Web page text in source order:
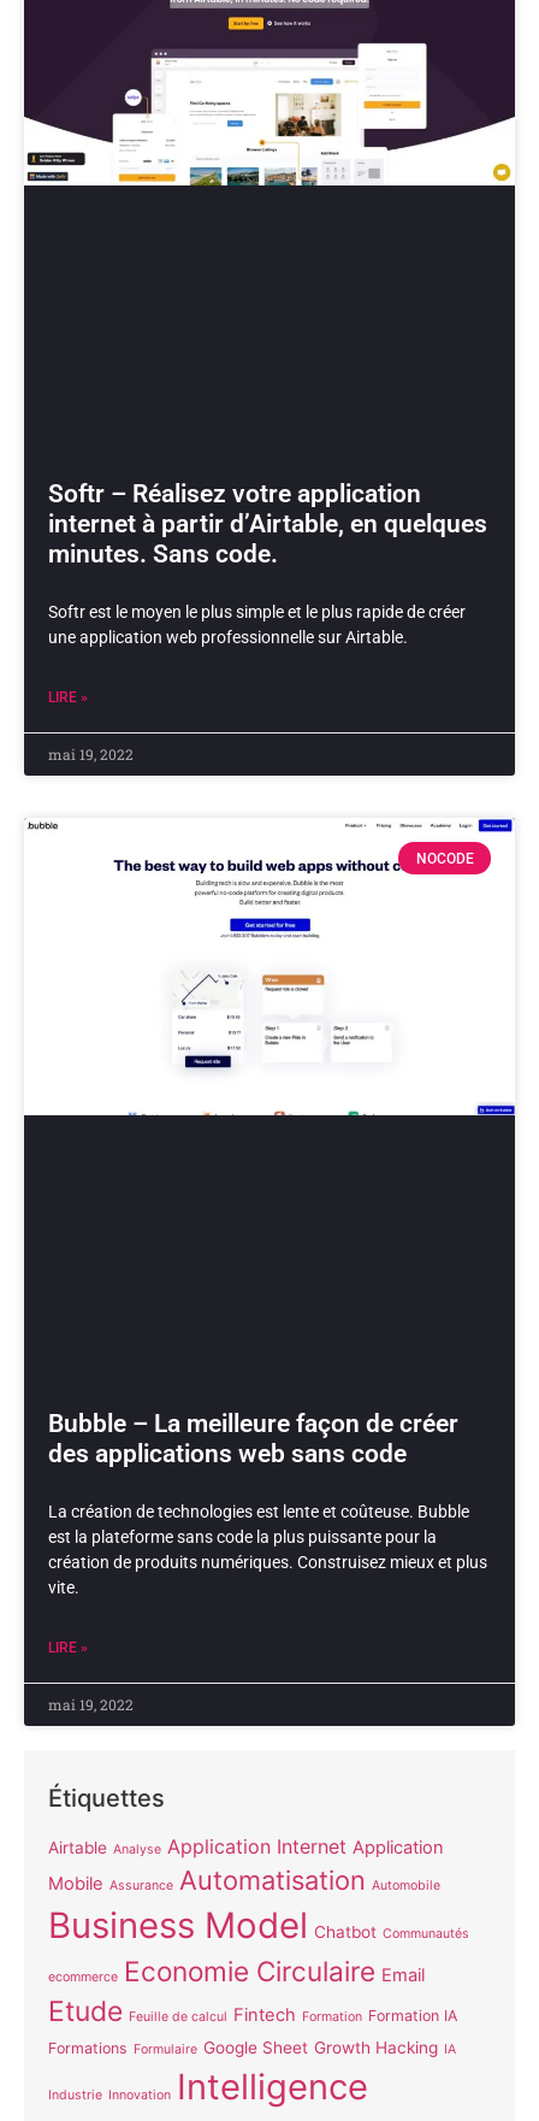
Softr – Réalisez votre application
internet à partir d’Airtable, en quelques
minutes. Sans code.
Softr est le moyen le plus simple et le plus rapide de créer
une application web professionnelle sur Airtable.
LIRE »
mai 19, 2022
NOCODE
Bubble – La meilleure façon de créer
des applications web sans code
La création de technologies est lente et coûteuse. Bubble
est la plateforme sans code la plus puissante pour la
création de produits numériques. Construisez mieux et plus
vite.
LIRE »
mai 19, 2022
Étiquettes
Airtable Analyse Application Internet Application
Mobile Assurance Automatisation Automobile
Business Model Chatbot Communautés
ecommerce Economie Circulaire Email
Etude Feuille de calcul Fintech Formation Formation IA
Formations Formulaire Google Sheet Growth Hacking IA
Industrie Innovation Intelligence